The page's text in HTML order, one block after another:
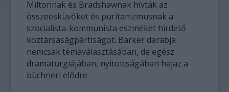
Miltonnak és Bradshawnak hívták az
összeesküvőket és puritanizmusnak a
szocialista-kommunista eszméket hirdető
köztársaságpártiságot. Barker darabja
nemcsak témaválasztásában, de egész
dramaturgiájában, nyitottságában hajaz a
büchneri elődre.